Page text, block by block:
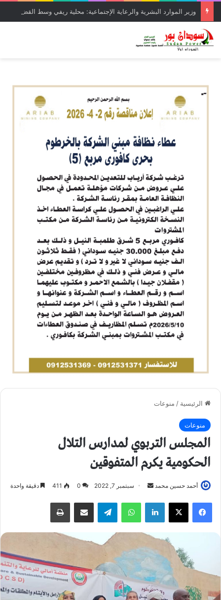
الرئيسية / منوعات
منوعات
المجلس التربوي لمدارس التلال
الحكومية يكرم المتفوقين
أحمد حسين محمد
ل
ب
ر
ي
د
ا
إ
سبتمبر 7, 2022 0
411 دقيقة واحدة
فيسبوك لينكدإن واتساب